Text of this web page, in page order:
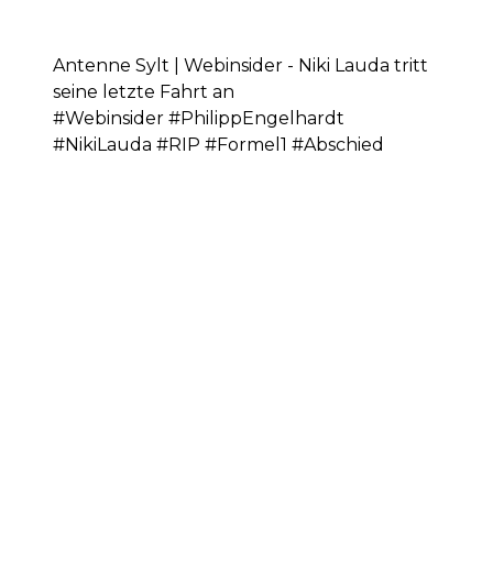
Antenne Sylt | Webinsider - Niki Lauda tritt
seine letzte Fahrt an
#Webinsider #PhilippEngelhardt
#NikiLauda #RIP #Formel1 #Abschied